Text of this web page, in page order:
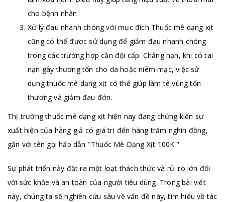
cho bệnh nhân.
Xử lý đau nhanh chóng với mục đích Thuốc mê dạng xịt
cũng có thể được sử dụng để giảm đau nhanh chóng
trong các trường hợp cần đội cấp. Chẳng hạn, khi có tai
nạn gây thương tổn cho da hoặc niêm mạc, việc sử
dụng thuốc mê dạng xịt có thể giúp làm tê vùng tổn
thương và giảm đau đớn.
Thị trường thuốc mê dạng xịt hiện nay đang chứng kiến sự
xuất hiện của hàng giả có giá trị đến hàng trăm nghìn đồng,
gắn với tên gọi hấp dẫn "Thuốc Mê Dạng Xịt 100K."
Sự phát triển này đặt ra một loạt thách thức và rủi ro lớn đối
với sức khỏe và an toàn của người tiêu dùng. Trong bài viết
này, chúng ta sẽ nghiên cứu sâu về vấn đề này, tìm hiểu về tác